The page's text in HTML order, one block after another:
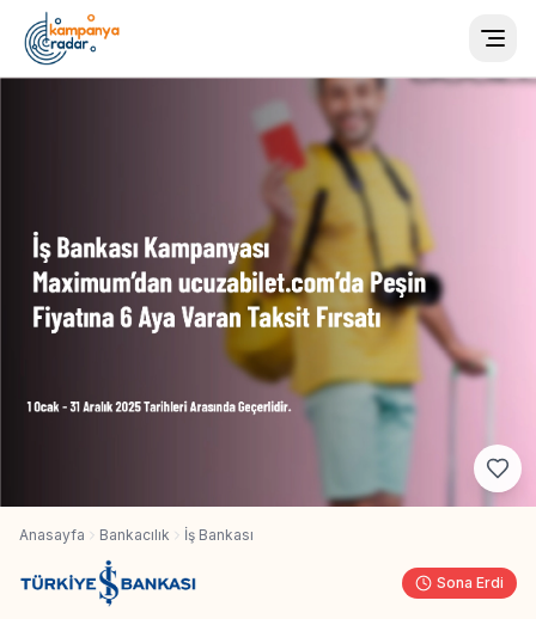
Anasayfa Bankacılık İş Bankası
Sona Erdi